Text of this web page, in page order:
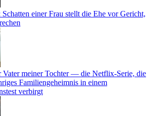
Schatten einer Frau stellt die Ehe vor Gericht,
Vater meiner Tochter — die Netflix-Serie, die
Familiengeheimnis in einem
verbirgt